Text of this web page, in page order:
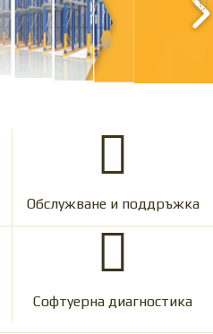
Обслужване и поддръжка
Софтуерна диагностика